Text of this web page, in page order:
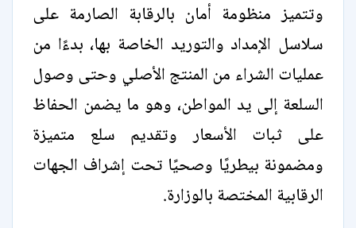
وتتميز منظومة أمان بالرقابة الصارمة على
سلاسل الإمداد والتوريد الخاصة بها، بدءًا من
عمليات الشراء من المنتج الأصلي وحتى وصول
السلعة إلى يد المواطن، وهو ما يضمن الحفاظ
على ثبات الأسعار وتقديم سلع متميزة
ومضمونة بيطريًا وصحيًا تحت إشراف الجهات
الرقابية المختصة بالوزارة.